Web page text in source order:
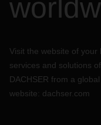
Visit the website of
services and solutions
DACHSER from a
website: dachser.com